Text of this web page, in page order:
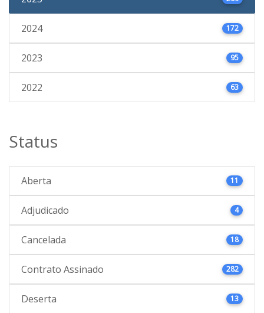
2024 172
2023 95
2022 63
Status
Aberta 11
Adjudicado 4
Cancelada 18
Contrato Assinado 282
Deserta 13